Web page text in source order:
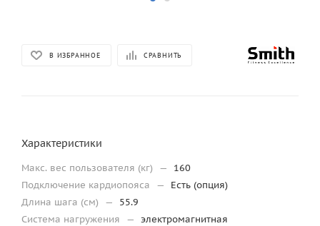
В ИЗБРАННОЕ СРАВНИТЬ
Характеристики
Макс. вес пользователя (кг) —
160
Подключение кардиопояса
—
Есть (опция)
Длина шага (см)
—
55.9
Система нагружения
— электромагнитная